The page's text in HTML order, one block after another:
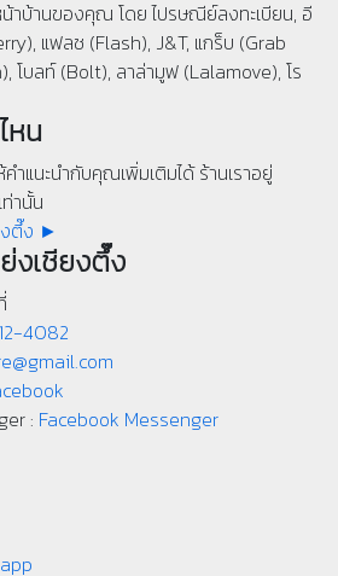
าบ้านของคุณ โดย ไปรษณีย์ลงทะเบียน, อี
แฟลช (Flash), J&T, แกร็บ (Grab
โบลท์ (Bolt), ลาล่ามูฟ (Lalamove), โร
หน
ำแนะนำกับคุณเพิ่มเติมได้ ร้านเราอยู่
านั้น
งตึ๊ง ►
งเชียงตึ๊ง
4082
: Facebook Messenger